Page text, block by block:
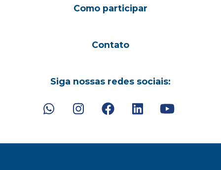
Como participar
Contato
Siga nossas redes sociais: